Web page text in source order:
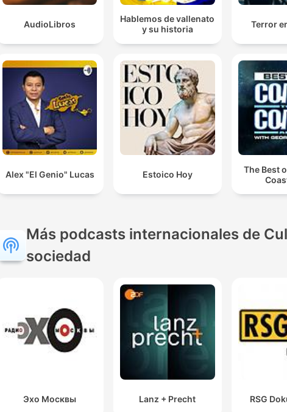
AudioLibros
Hablemos de vallenato
y su historia
Terror
Alex "El Genio" Lucas Estoico Hoy
The Best
Más podcasts internacionales de
sociedad
Эхо Москвы Lanz + Precht RSG